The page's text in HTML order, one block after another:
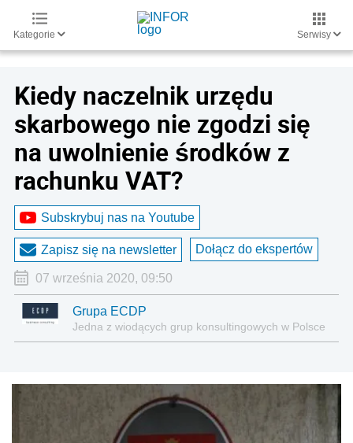
Kategorie Serwisy
Kiedy naczelnik urzędu
skarbowego nie zgodzi się
na uwolnienie środków z
rachunku VAT?
Subskrybuj nas na Youtube
Zapisz się na newsletter Dołącz do ekspertów
07 września 2020, 09:50
Grupa ECDP
Jedna z wiodących grup konsultingowych w Polsce